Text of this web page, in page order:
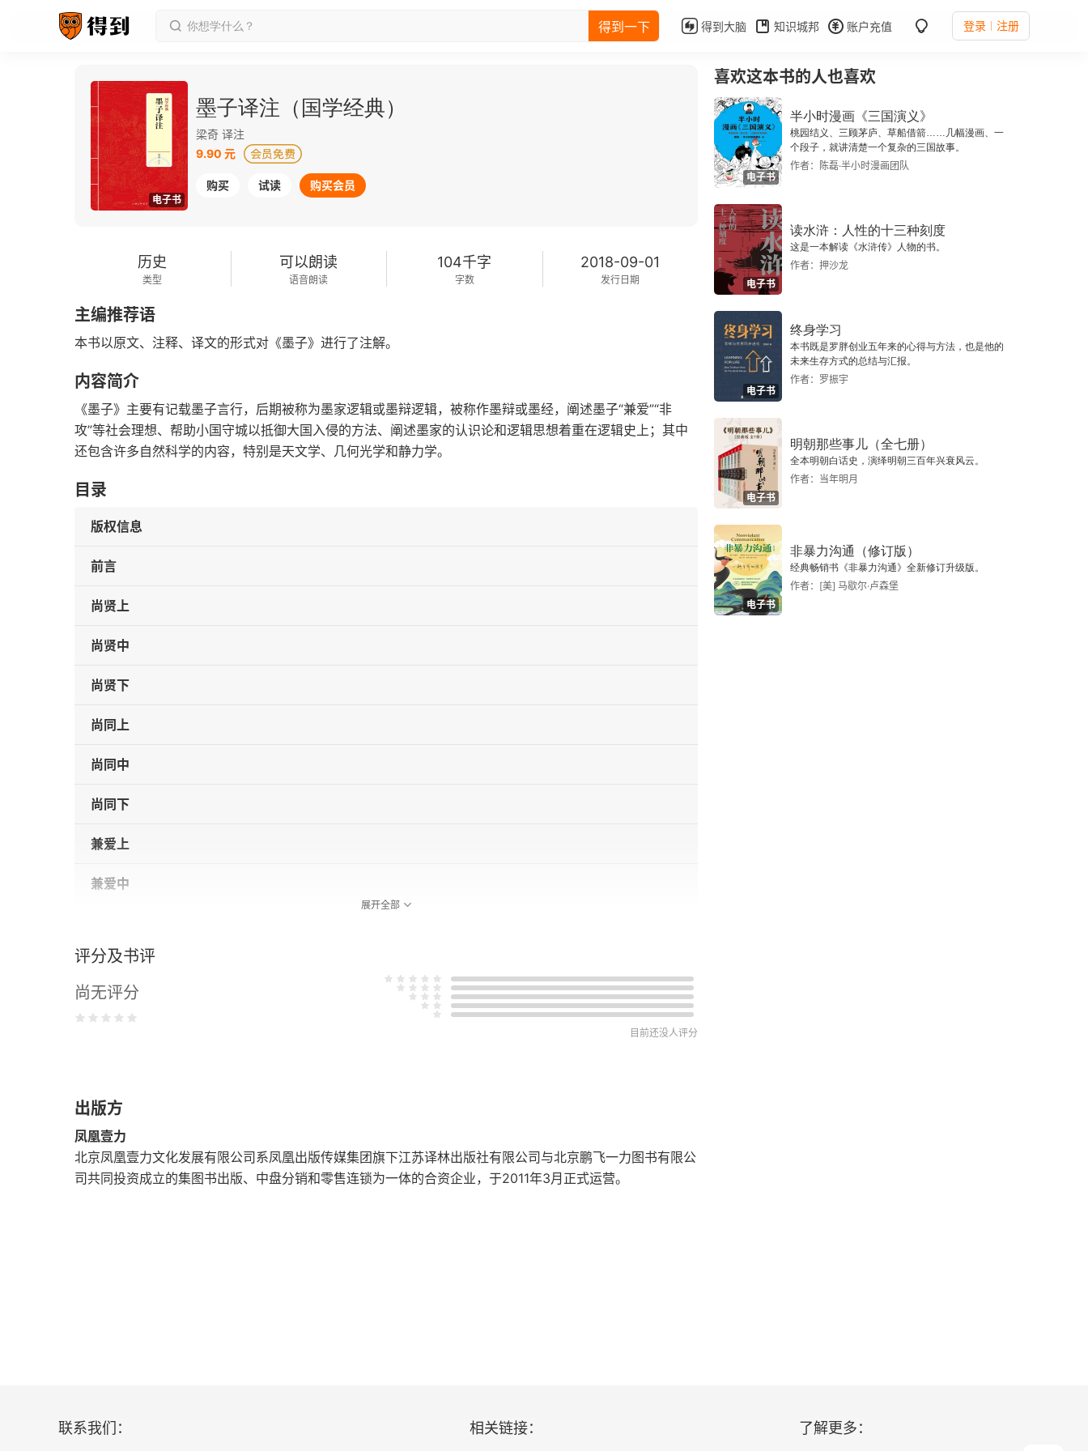
得到一下 得到大脑 知识城邦 账户充值 登录 注册
电子书
墨子译注（国学经典）
梁奇 译注
9.90 元
购买 试读 购买会员
历史
类型
可以朗读
语音朗读
104千字
字数
2018-09-01
发行日期
主编推荐语
本书以原文、注释、译文的形式对《墨子》进行了注解。
内容简介
《墨子》主要有记载墨子言行，后期被称为墨家逻辑或墨辩逻辑，被称作墨辩或墨经，阐述墨子“兼爱”“非
攻”等社会理想、帮助小国守城以抵御大国入侵的方法、阐述墨家的认识论和逻辑思想着重在逻辑史上；其中
还包含许多自然科学的内容，特别是天文学、几何光学和静力学。
目录
版权信息
前言
尚贤上
尚贤中
尚贤下
尚同上
尚同中
尚同下
兼爱上
兼爱中
非攻上
非攻中
节用下（阙）
展开全部
评分及书评
尚无评分
目前还没人评分
出版方
凤凰壹力
北京凤凰壹力文化发展有限公司系凤凰出版传媒集团旗下江苏译林出版社有限公司与北京鹏飞一力图书有限公
司共同投资成立的集图书出版、中盘分销和零售连锁为一体的合资企业，于2011年3月正式运营。
喜欢这本书的人也喜欢
电子书
半小时漫画《三国演义》
桃园结义、三顾茅庐、草船借箭……几幅漫画、一
个段子，就讲清楚一个复杂的三国故事。
作者：陈磊·半小时漫画团队
电子书
读水浒：人性的十三种刻度
这是一本解读《水浒传》人物的书。
作者：押沙龙
电子书
终身学习
本书既是罗胖创业五年来的心得与方法，也是他的
未来生存方式的总结与汇报。
作者：罗振宇
电子书
明朝那些事儿（全七册）
全本明朝白话史，演绎明朝三百年兴衰风云。
作者：当年明月
电子书
非暴力沟通（修订版）
经典畅销书《非暴力沟通》全新修订升级版。
作者：[美] 马歇尔·卢森堡
联系我们： 相关链接： 了解更多：